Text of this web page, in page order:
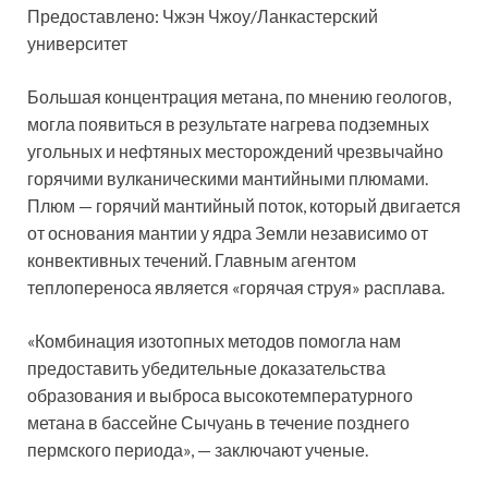
Предоставлено: Чжэн Чжоу/Ланкастерский
университет
Большая концентрация метана, по мнению геологов,
могла появиться в результате нагрева подземных
угольных и нефтяных месторождений чрезвычайно
горячими вулканическими мантийными плюмами.
Плюм — горячий мантийный поток, который двигается
от основания мантии у ядра Земли независимо от
конвективных течений. Главным агентом
теплопереноса является «горячая струя» расплава.
«Комбинация изотопных методов помогла нам
предоставить убедительные доказательства
образования и выброса высокотемпературного
метана в бассейне Сычуань в течение позднего
пермского периода», — заключают ученые.